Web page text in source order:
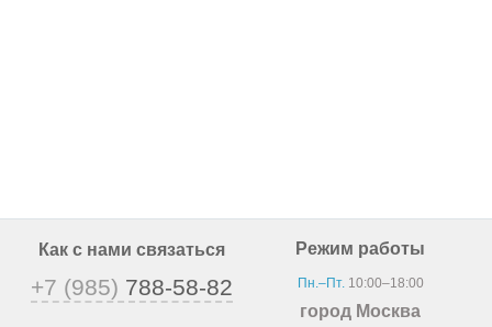
Как с нами связаться
+7 (985) 788-58-82
Режим работы
Пн.–Пт.10:00–18:00
город Москва